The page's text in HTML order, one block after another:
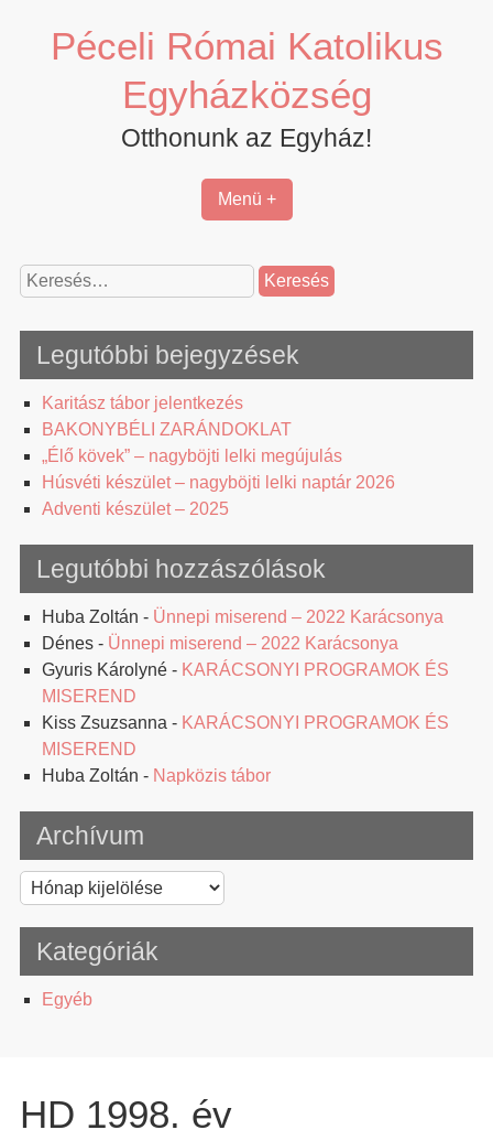
contentPéceli Római Katolikus
Egyházközség
Otthonunk az Egyház!
Menü +
Keresés:
Legutóbbi bejegyzések
Karitász tábor jelentkezés
BAKONYBÉLI ZARÁNDOKLAT
„Élő kövek” – nagyböjti lelki megújulás
Húsvéti készület – nagyböjti lelki naptár 2026
Adventi készület – 2025
Legutóbbi hozzászólások
Huba Zoltán - Ünnepi miserend – 2022 Karácsonya
Dénes- Ünnepi miserend – 2022 Karácsonya
Gyuris Károlyné- KARÁCSONYI PROGRAMOK ÉS
MISEREND
Kiss Zsuzsanna - KARÁCSONYI PROGRAMOK ÉS
MISEREND
Huba Zoltán - Napközis tábor
Archívum
Archívum
Kategóriák
Egyéb
HD 1998. év